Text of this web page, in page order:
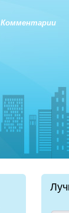
Комментарии